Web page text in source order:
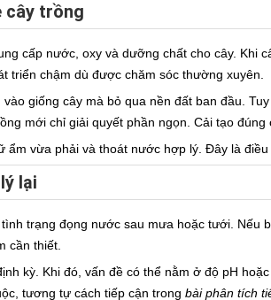
cây trồng
cấp nước, oxy và dưỡng chất cho cây. Khi
triển chậm dù được chăm sóc thường xuyên.
giống cây mà bỏ qua nền đất ban đầu.
mới chỉ giải quyết phần ngọn. Cải tạo
vừa phải và thoát nước hợp lý. Đây là
lại
trạng đọng nước sau mưa hoặc tưới.
cần thiết.
kỳ. Khi đó, vấn đề có thể nằm ở độ pH
tương tự cách tiếp cận trong bài phân tích